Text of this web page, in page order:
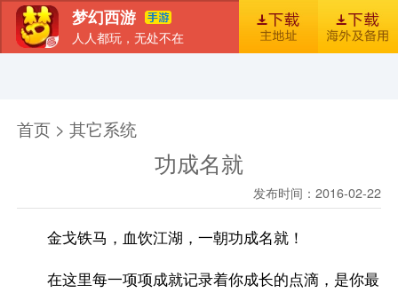
梦幻西游
人人都玩，无处不在
首页 > 其它系统
功成名就
发布时间：2016-02-22
金戈铁马，血饮江湖，一朝功成名就！
在这里每一项项成就记录着你成长的点滴，是你最